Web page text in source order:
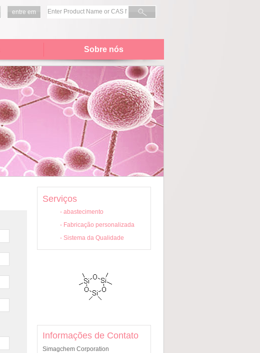
entre em
Sobre nós
Serviços
- abastecimento
- Fabricação personalizada
- Sistema da Qualidade
Informações de Contato
Simagchem Corporation